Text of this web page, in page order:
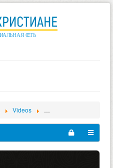
Videos Приглашаем на